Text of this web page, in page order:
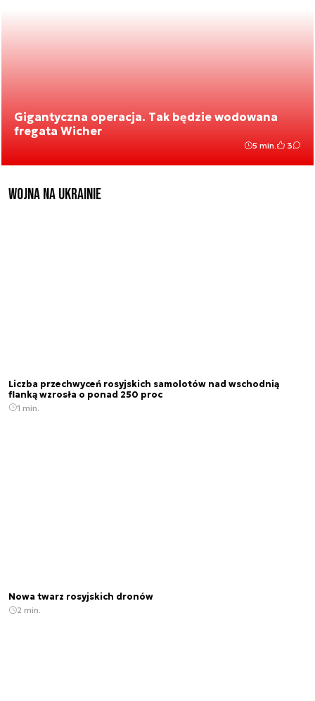
Gigantyczna operacja. Tak będzie wodowana
fregata Wicher
5 min. 3
Wojna na Ukrainie
Liczba przechwyceń rosyjskich samolotów nad wschodnią
flanką wzrosła o ponad 250 proc
1 min.
Nowa twarz rosyjskich dronów
2 min.